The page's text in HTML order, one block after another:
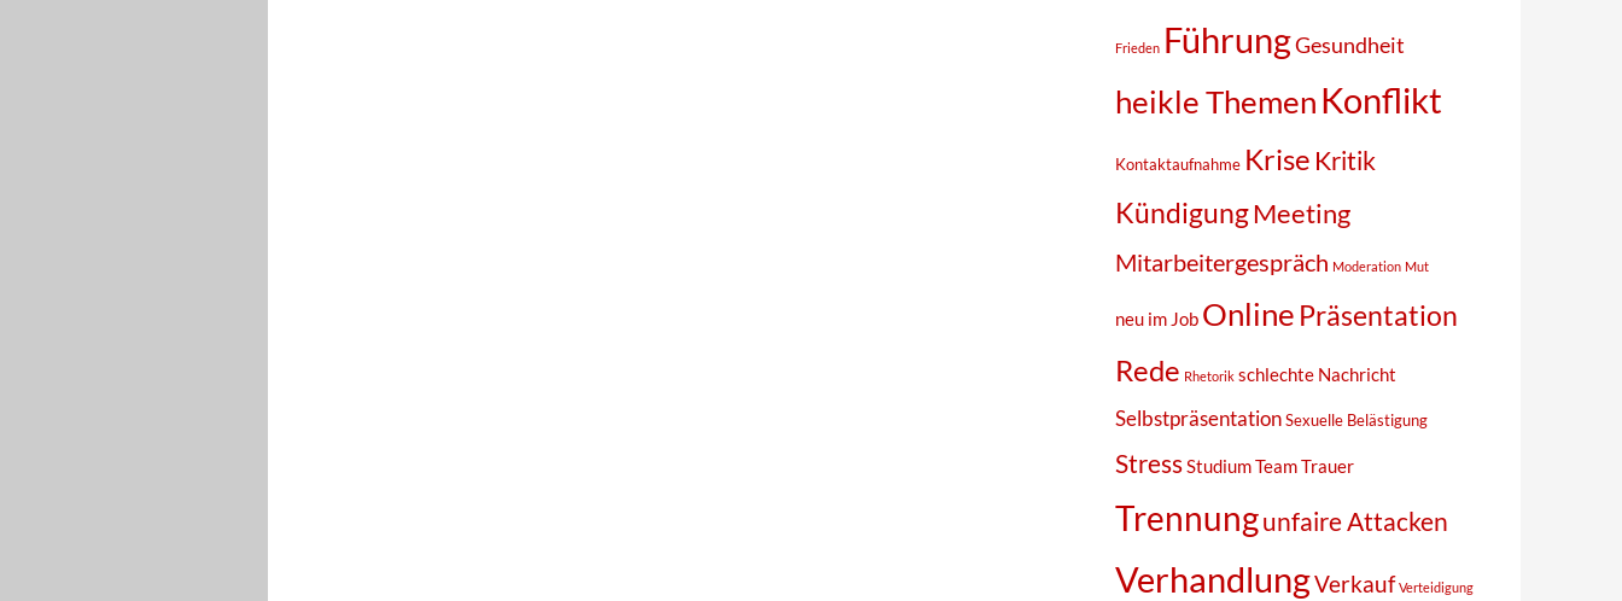
Frieden FührungGesundheit
heikle ThemenKonflikt
Kontaktaufnahme Krise Kritik
KündigungMeeting
Mitarbeitergespräch Moderation Mut
neu im Job Online Präsentation
Rede Rhetorik schlechte Nachricht
SelbstpräsentationSexuelle Belästigung
StressStudiumTeamTrauer
Trennungunfaire Attacken
VerhandlungVerkauf Verteidigung